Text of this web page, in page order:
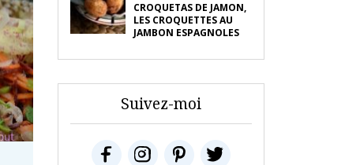
CROQUETAS DE JAMON,
LES CROQUETTES AU
JAMBON ESPAGNOLES
Suivez-moi